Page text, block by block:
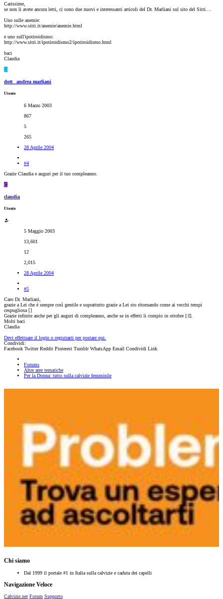
Carissime,
se non li avete ancora letti, ci sono due nuovi e interessanti articoli del Dr. Marliani sul sito del Sitri....
Uno sulle anemie:
http://www.sitri.it/anemie/anemie.html
e uno sull'ipotiroidismo:
http://www.sitri.it/ipotiroidismo2/ipotiroidismo.html
baci
Claudia
D
dott_ andrea marliani
Utente
6 Marzo 2003
867
5
265
28 Aprile 2004
#4
Grazie Claudia e auguri per il tuo compleanno.
C
claudia
Utente
5 Maggio 2003
13,601
12
2,015
28 Aprile 2004
#5
Caro Dr. Marliani,
grazie a Lei che è sempre così gentile e soprattutto grazie a Lei sto ritornando come ai vecchi tempi
cespugliosa []
Grazie infinite anche per gli auguri di compleanno, anche se in effetti li compio in ottobre [:I].
Molti baci
Claudia
Devi effettuare il login o registrarti per postare qui.
Condividi:
Facebook Twitter Reddit Pinterest Tumblr WhatsApp Email Condividi Link
Forums
Altre aree tematiche
Per la Donna: tutto sulla calvizie femminile
Chi siamo
Dal 1999 il portale #1 in Italia sulla calvizie e caduta dei capelli
Navigazione Veloce
Calvizie.net Forum Supporto